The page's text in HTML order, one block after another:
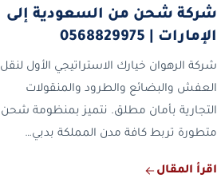
شركة شحن من السعودية إلى
الإمارات | 0568829975
شركة الرهوان خيارك الاستراتيجي الأول لنقل
العفش والبضائع والطرود والمنقولات
التجارية بأمان مطلق. نتميز بمنظومة شحن
متطورة تربط كافة مدن المملكة بدبي…
اقرأ المقال